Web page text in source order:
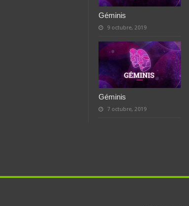
Géminis
9 octubre, 2019
Géminis
7 octubre, 2019